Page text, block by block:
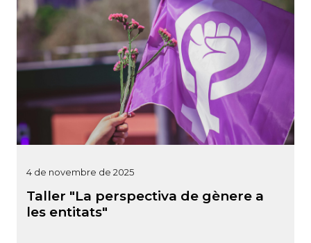
4 de novembre de 2025
Taller "La perspectiva de gènere a
les entitats"